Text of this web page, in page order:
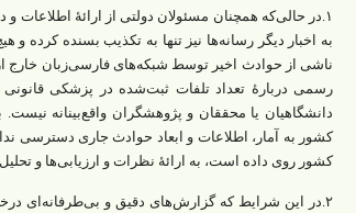
۱.در ‌حالی‌که همچنان مسئولان دولتی از ارائۀ اطلاعات
به اخبار دیگر رسانه‌ها نیز تنها به تکذیب بسنده کرده و
ناشی از حوادث اخیر توسط شبکه‌های فارسی‌زبان خارج از
رسمی در‌بارۀ تعداد تلفات ثبت‌شده در پزشکی قانونی
دانشگاهیان یا محققان و پژوهشگران واقع‌بینانه
کشور به آمار، اطلاعات و ابعاد حوادث جاری دسترسی
کشور روی داده است، به ارائۀ نظرات و ارزیابی‌ها و
۲.در این شرایط که گزارش‌های دقیق و بی‌طرفانه‌ای